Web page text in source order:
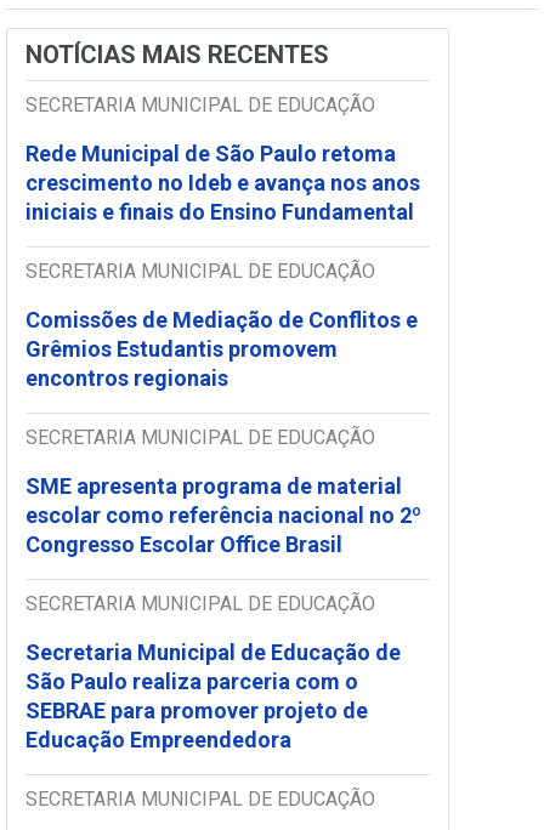
NOTÍCIAS MAIS RECENTES
SECRETARIA MUNICIPAL DE EDUCAÇÃO
Rede Municipal de São Paulo retoma
crescimento no Ideb e avança nos anos
iniciais e finais do Ensino Fundamental
SECRETARIA MUNICIPAL DE EDUCAÇÃO
Comissões de Mediação de Conflitos e
Grêmios Estudantis promovem
encontros regionais
SECRETARIA MUNICIPAL DE EDUCAÇÃO
SME apresenta programa de material
escolar como referência nacional no 2º
Congresso Escolar Office Brasil
SECRETARIA MUNICIPAL DE EDUCAÇÃO
Secretaria Municipal de Educação de
São Paulo realiza parceria com o
SEBRAE para promover projeto de
Educação Empreendedora
SECRETARIA MUNICIPAL DE EDUCAÇÃO